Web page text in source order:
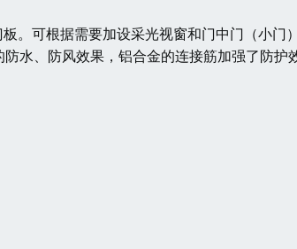
。可根据需要加设采光视窗和门中门（小门
水、防风效果，铝合金的连接筋加强了防护